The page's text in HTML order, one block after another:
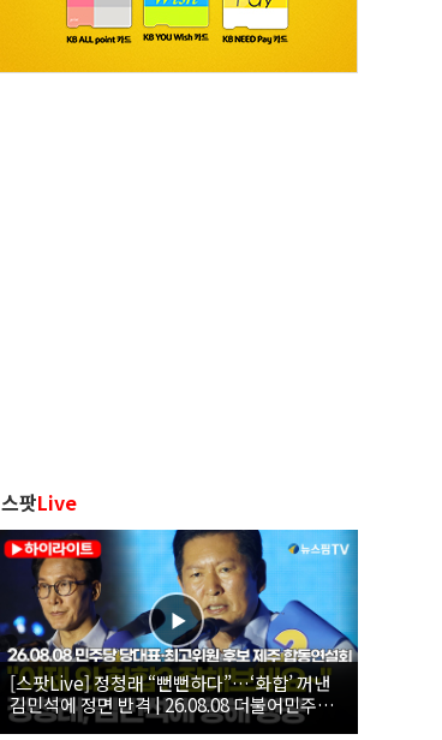
스팟Live
[스팟Live] 정청래 “뻔뻔하다”…‘화합’ 꺼낸
김민석에 정면 반격 | 26.08.08 더불어민주당
당대표·최고위원 후보 제주 합동연설회